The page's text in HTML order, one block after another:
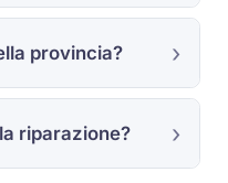
provincia?
riparazione?